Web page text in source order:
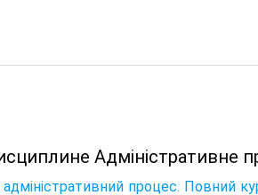
Адміністративне
процес. Повний